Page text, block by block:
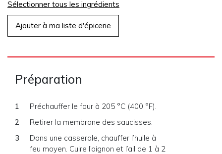
Sélectionner tous les ingrédients
Ajouter à ma liste d'épicerie
Préparation
Préchauffer le four à 205 °C (400 °F).
Retirer la membrane des saucisses.
Dans une casserole, chauffer l’huile à
feu moyen. Cuire l’oignon et l’ail de 1 à 2